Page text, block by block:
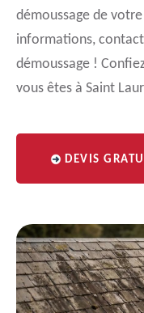
démoussage de
informations,
démoussage !
vous êtes à Saint
DEVIS